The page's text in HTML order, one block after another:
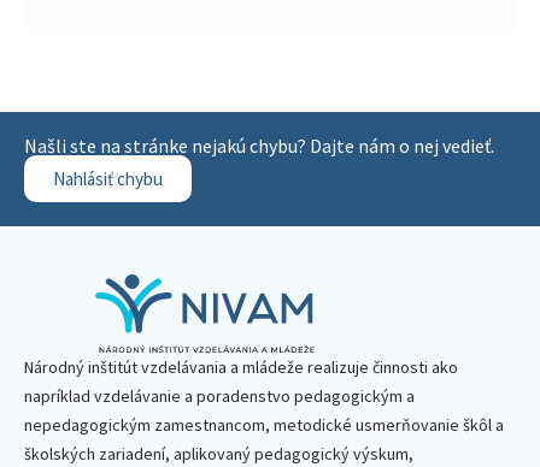
Našli ste na stránke nejakú chybu? Dajte nám o nej vedieť.
Nahlásiť chybu
Národný inštitút vzdelávania a mládeže realizuje činnosti ako
napríklad vzdelávanie a poradenstvo pedagogickým a
nepedagogickým zamestnancom, metodické usmerňovanie škôl a
školských zariadení, aplikovaný pedagogický výskum,